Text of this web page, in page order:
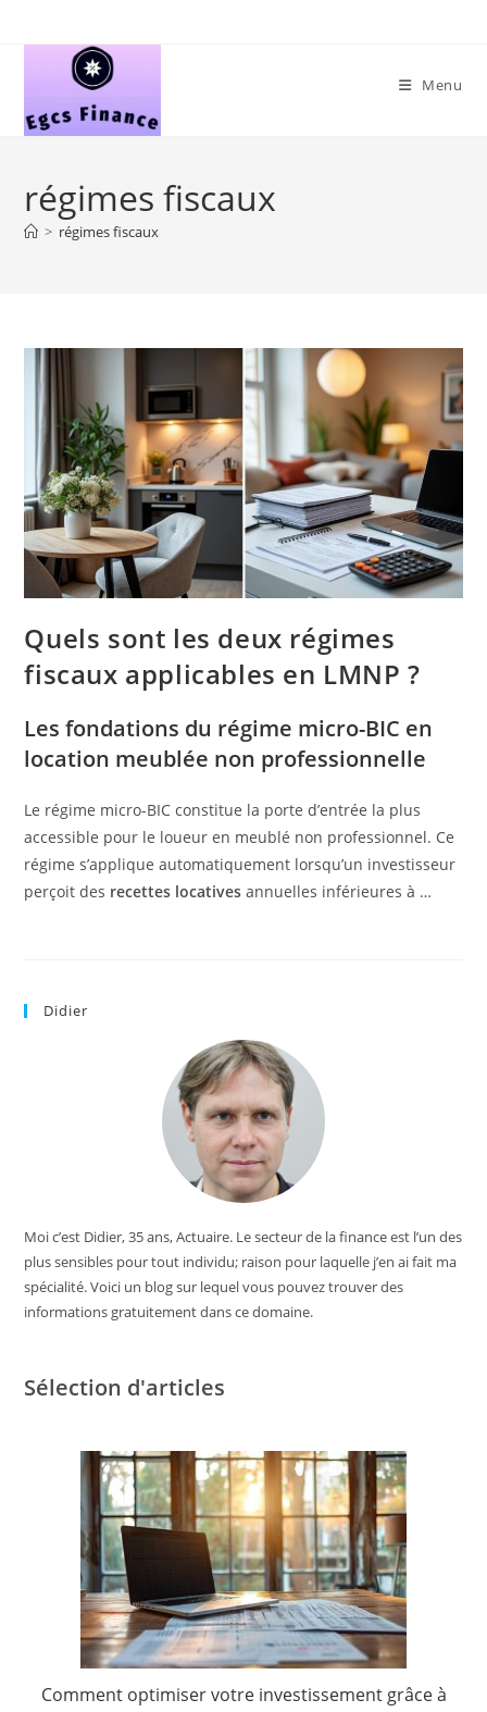
Menu
régimes fiscaux
> régimes fiscaux
Quels sont les deux régimes
fiscaux applicables en LMNP ?
Les fondations du régime micro-BIC en
location meublée non professionnelle
Le régime micro-BIC constitue la porte d’entrée la plus
accessible pour le loueur en meublé non professionnel. Ce
régime s’applique automatiquement lorsqu’un investisseur
perçoit des recettes locatives annuelles inférieures à …
Didier
Moi c’est Didier, 35 ans, Actuaire. Le secteur de la finance est l’un des
plus sensibles pour tout individu; raison pour laquelle j’en ai fait ma
spécialité. Voici un blog sur lequel vous pouvez trouver des
informations gratuitement dans ce domaine.
Sélection d'articles
Comment optimiser votre investissement grâce à